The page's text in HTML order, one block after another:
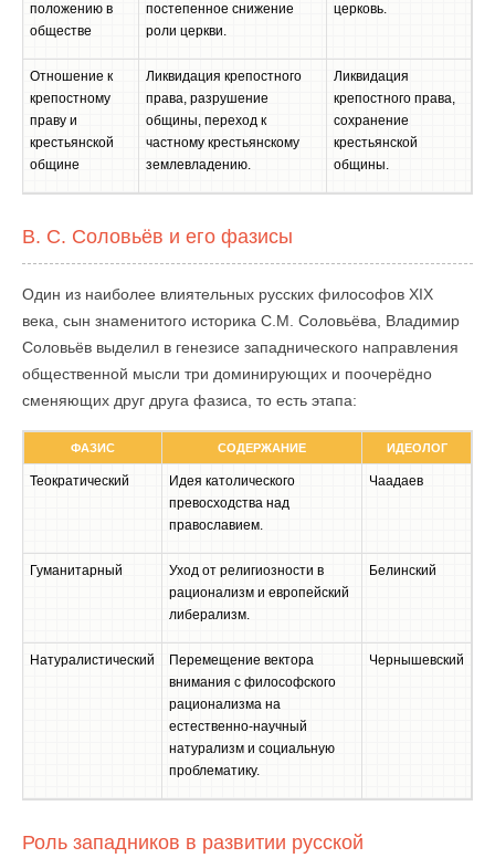
положению в
обществе
постепенное снижение
роли церкви.
церковь.
Отношение к
крепостному
праву и
крестьянской
общине
Ликвидация крепостного
права, разрушение
общины, переход к
частному крестьянскому
землевладению.
Ликвидация
крепостного права,
сохранение
крестьянской
общины.
В. С. Соловьёв и его фазисы
Один из наиболее влиятельных русских философов XIX
века, сын знаменитого историка С.М. Соловьёва, Владимир
Соловьёв выделил в генезисе западнического направления
общественной мысли три доминирующих и поочерёдно
сменяющих друг друга фазиса, то есть этапа:
ФАЗИС СОДЕРЖАНИЕ ИДЕОЛОГ
Теократический
Идея католического
превосходства над
православием.
Чаадаев
Гуманитарный
Уход от религиозности в
рационализм и европейский
либерализм.
Белинский
Натуралистический
Перемещение вектора
внимания с философского
рационализма на
естественно-научный
натурализм и социальную
проблематику.
Чернышевский
Роль западников в развитии русской